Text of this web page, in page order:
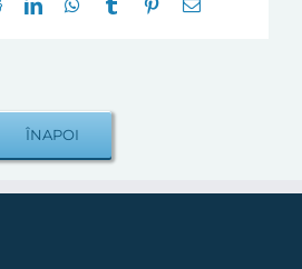
RedditLinkedInWhatsApp
Tumblr Pinterest
E-